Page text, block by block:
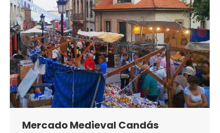
Mercado Medieval Candás